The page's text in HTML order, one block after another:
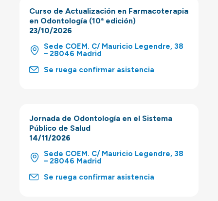
Curso de Actualización en Farmacoterapia
en Odontología (10ª edición)
23/10/2026
Sede COEM. C/ Mauricio Legendre, 38
– 28046 Madrid
Se ruega confirmar asistencia
Jornada de Odontología en el Sistema
Público de Salud
14/11/2026
Sede COEM. C/ Mauricio Legendre, 38
– 28046 Madrid
Se ruega confirmar asistencia